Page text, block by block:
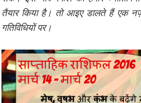
तैयार किया है। तो आइए डालते हैं एक
गतिविधियों पर।